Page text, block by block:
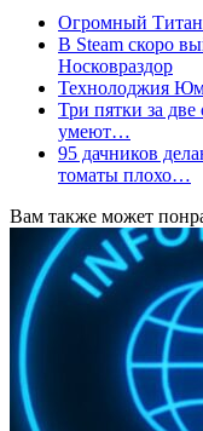
Огромный
В Steam скоро
Носковраздор
Технолоджия
Три пятки за
умеют…
95 дачников
томаты плохо…
Вам также может